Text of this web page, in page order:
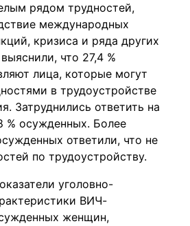
рядом трудностей,
международных
кризиса и ряда других
что 27,4 %
лица, которые могут
в трудоустройстве
Затруднились ответить на
% осужденных. Более
ответили, что не
по трудоустройству.
уголовно-
ВИЧ-
женщин,